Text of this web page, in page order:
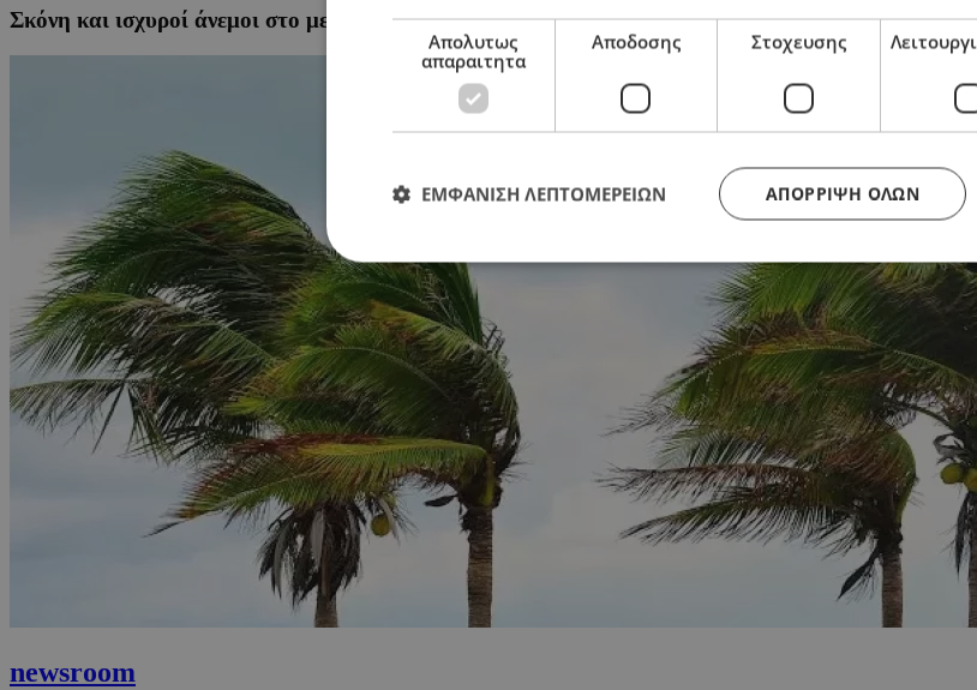
Σκόνη και ισχυροί άνεμοι στο μενού του καιρού – Πότε θα έχουμε βροχές και καταιγίδες
newsroom
Απολυτως
απαραιτητα
Αποδοσης Στοχευσης
ΑΠΌΡΡΙΨΗ ΌΛΩΝ
ΕΜΦΑΝΙΣΗ ΛΕΠΤΟΜΕΡΕΙΩΝ